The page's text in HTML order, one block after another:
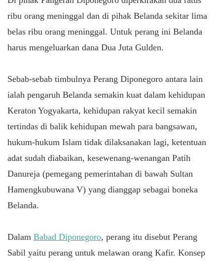
ribu orang meninggal dan di pihak Belanda sekitar lima
belas ribu orang meninggal. Untuk perang ini Belanda
harus mengeluarkan dana Dua Juta Gulden.
Sebab-sebab timbulnya Perang Diponegoro antara lain
ialah pengaruh Belanda semakin kuat dalam kehidupan
Keraton Yogyakarta, kehidupan rakyat kecil semakin
tertindas di balik kehidupan mewah para bangsawan,
hukum-hukum Islam tidak dilaksanakan lagi, ketentuan
adat sudah diabaikan, kesewenang-wenangan Patih
Danureja (pemegang pemerintahan di bawah Sultan
Hamengkubuwana V) yang dianggap sebagai boneka
Belanda.
Dalam Babad Diponegoro, perang itu disebut Perang
Sabil yaitu perang untuk melawan orang Kafir. Konsep